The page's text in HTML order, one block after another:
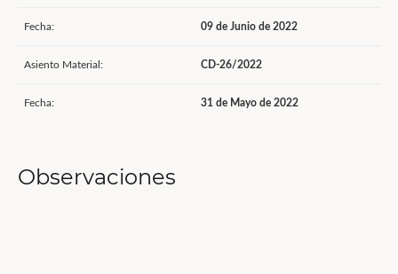
Fecha: 09 de Junio de 2022
Asiento Material: CD-26/2022
Fecha: 31 de Mayo de 2022
Observaciones